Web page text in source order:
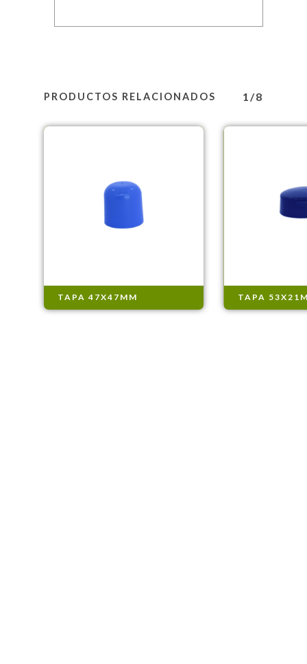
PRODUCTOS RELACIONADOS 1/8
TAPA 47X47MM TAPA